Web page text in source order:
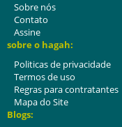
Sobre nós
Contato
Assine
sobre o hagah:
Politicas de privacidade
Termos de uso
Regras para contratantes
Mapa do Site
Blogs: